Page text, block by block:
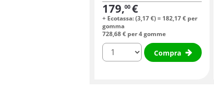
179,00 €
+ Ecotassa: (3,17€) = 182,17€ per
gomma
728,68€ per 4 gomme
quantità
Compra